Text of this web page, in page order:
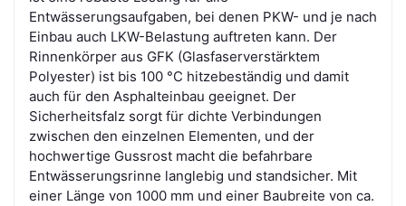
Entwässerungsaufgaben, bei denen PKW- und je nach
Einbau auch LKW-Belastung auftreten kann. Der
Rinnenkörper aus GFK (Glasfaserverstärktem
Polyester) ist bis 100 °C hitzebeständig und damit
auch für den Asphalteinbau geeignet. Der
Sicherheitsfalz sorgt für dichte Verbindungen
zwischen den einzelnen Elementen, und der
hochwertige Gussrost macht die befahrbare
Entwässerungsrinne langlebig und standsicher. Mit
einer Länge von 1000 mm und einer Baubreite von ca.